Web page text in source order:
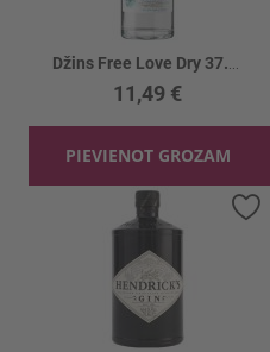
11,49 €
PIEVIENOT GROZAM